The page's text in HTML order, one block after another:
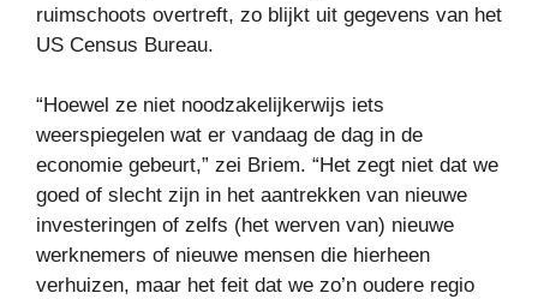
ruimschoots overtreft, zo blijkt uit gegevens van het
US Census Bureau.
“Hoewel ze niet noodzakelijkerwijs iets
weerspiegelen wat er vandaag de dag in de
economie gebeurt,” zei Briem. “Het zegt niet dat we
goed of slecht zijn in het aantrekken van nieuwe
investeringen of zelfs (het werven van) nieuwe
werknemers of nieuwe mensen die hierheen
verhuizen, maar het feit dat we zo’n oudere regio